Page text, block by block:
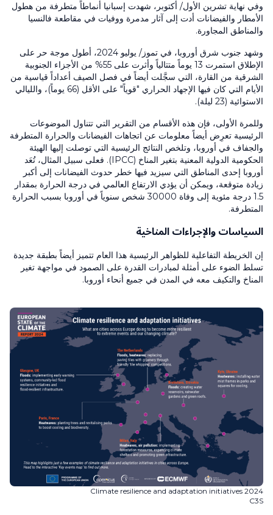
وفي نهاية تشرين الأول/ أكتوبر، شهدت إسبانيا أنماطاً متطرفة من هطول
الأمطار والفيضانات أدت إلى آثار مدمرة ووفيات في مقاطعة فالنسيا
والمناطق المجاورة.
وشهد جنوب شرق أوروبا، في تموز/ يوليو 2024، أطول موجة حر على
الإطلاق استمرت 13 يوماً متتالياً وأثرت على 55% من الأجزاء الجنوبية
الشرقية من القارة، التي سجَّلت أيضاً في فصل الصيف أعداداً قياسية من
الأيام التي كان فيها الإجهاد الحراري "قوياً" على الأقل (66 يوماً)، والليالي
الاستوائية (23 ليلة).
وللمرة الأولى، فإن هذه الأقسام من التقرير التي تتناول الموضوعات
الرئيسية تعرِض أيضاً معلومات عن اتجاهات الفيضانات والحرارة المتطرفة
والجفاف في أوروبا، وتلخص النتائج الرئيسية التي توصلت إليها الهيئة
الحكومية الدولية المعنية بتغير المناخ (IPCC). فعلى سبيل المثال، تُعَد
أوروبا إحدى المناطق التي سيزيد فيها خطر حدوث الفيضانات إلى أكبر
زيادة متوقعة، ويمكن أن يؤدي الارتفاع العالمي في درجة الحرارة بمقدار
1.5 درجة مئوية إلى وفاة 30000 شخص سنوياً في أوروبا بسبب الحرارة
المتطرفة.
السياسات والإجراءات المناخية
إن الخريطة التفاعلية للظواهر الرئيسية هذا العام تتميز أيضاً بطبقة جديدة
تسلط الضوء على أمثلة لمبادرات القدرة على الصمود في مواجهة تغير
المناخ والتكيف معه في المدن في جميع أنحاء أوروبا.
Climate resilience and adaptation initiatives 2024
C3S